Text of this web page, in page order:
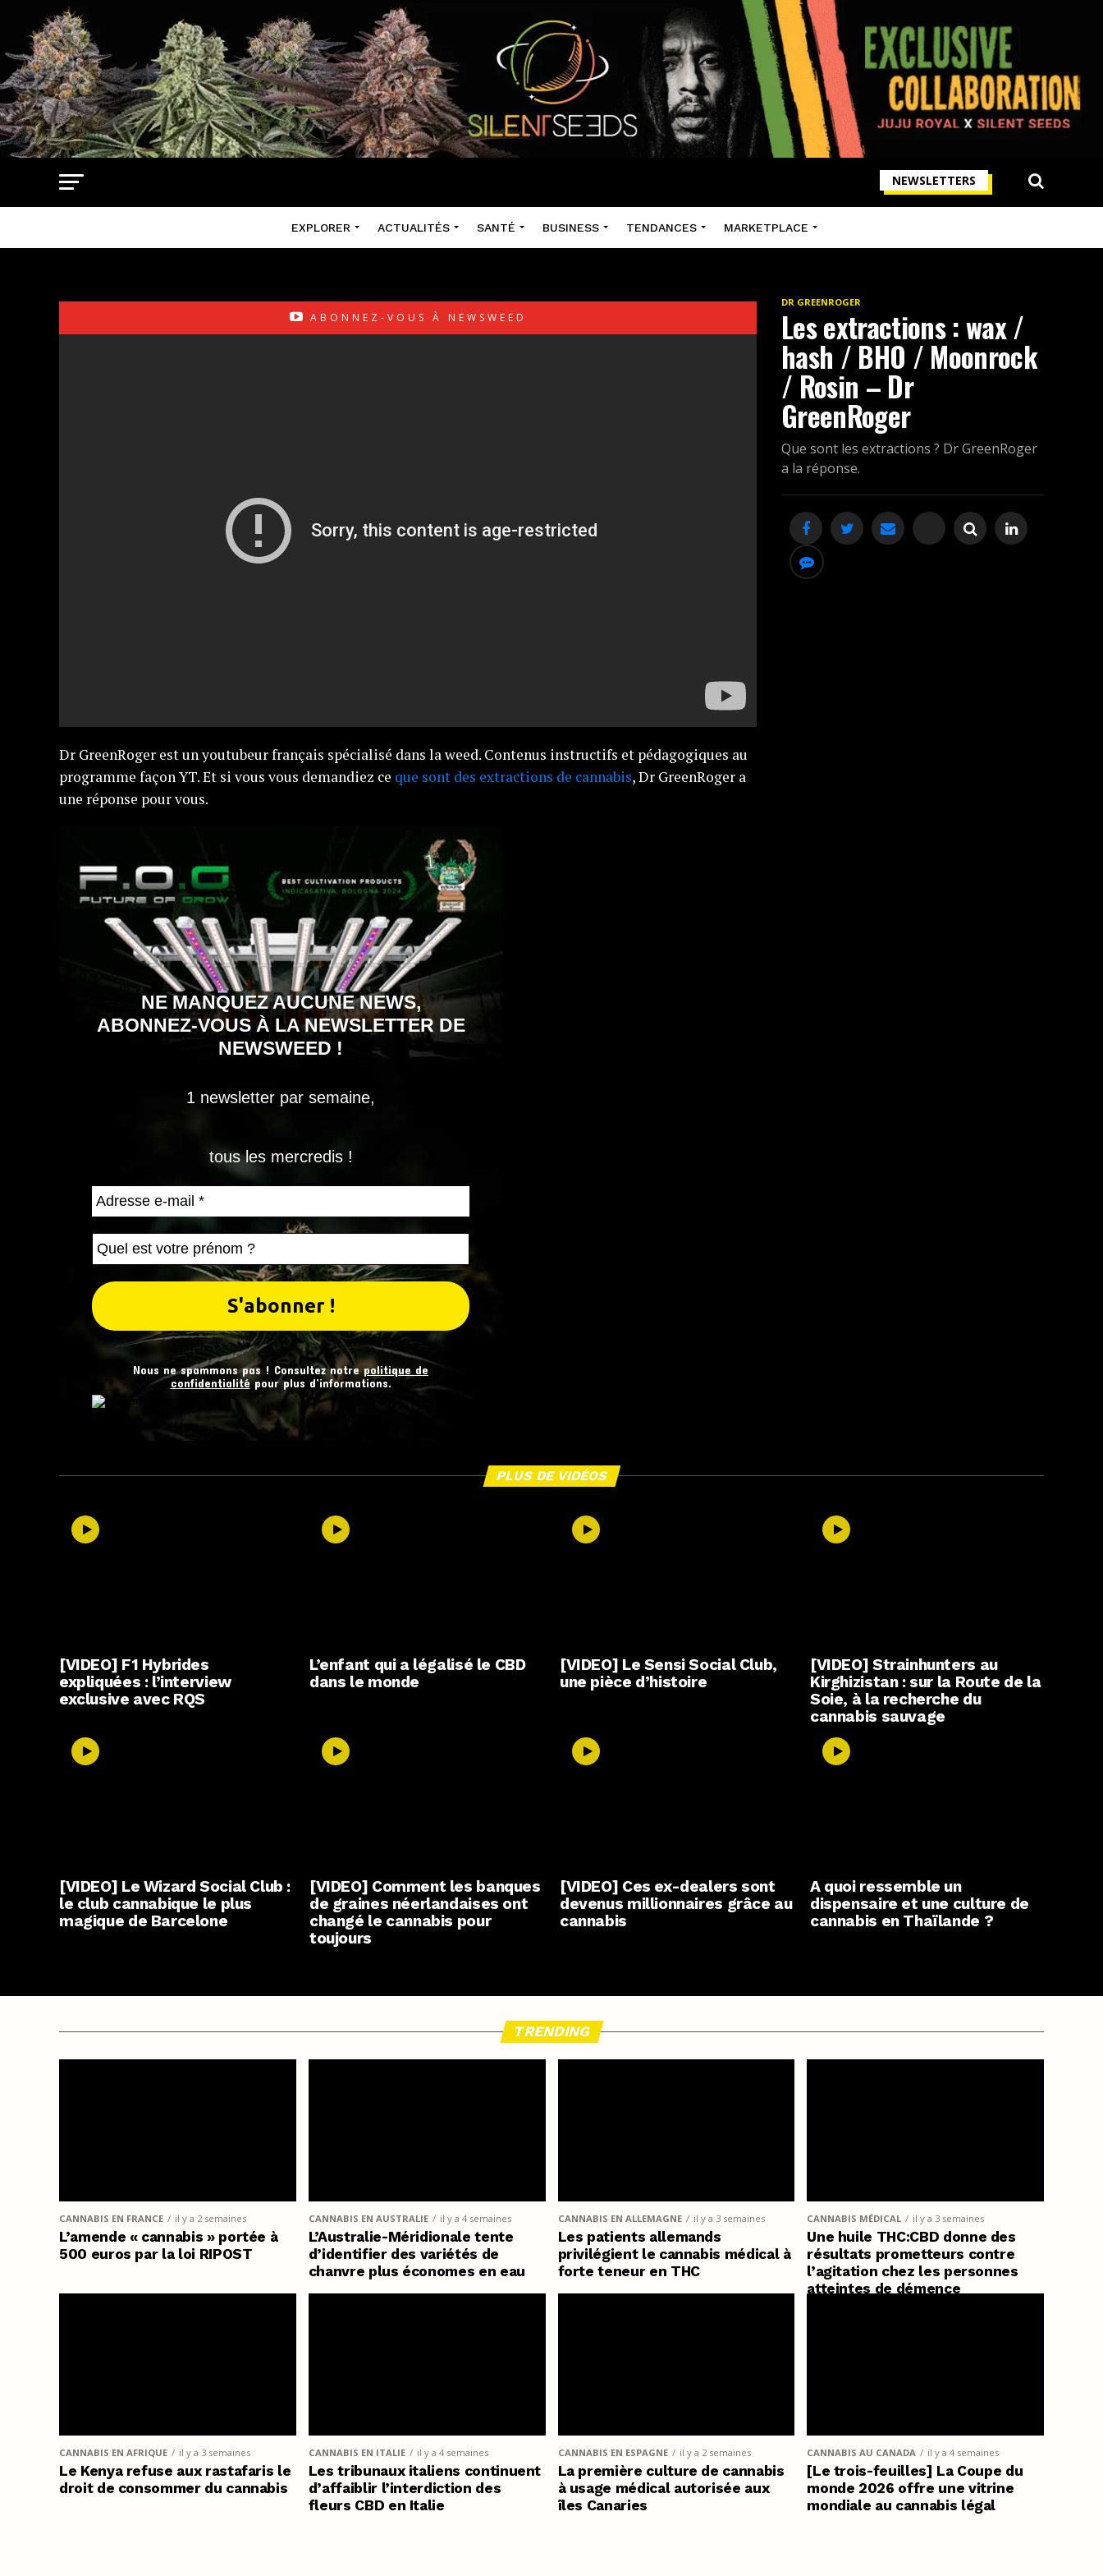
NEWSLETTERS
EXPLORER ACTUALITÉS SANTÉ BUSINESS TENDANCES MARKETPLACE
ABONNEZ-VOUS À NEWSWEED
Dr GreenRoger est un youtubeur français spécialisé dans la weed. Contenus instructifs et pédagogiques au
programme façon YT. Et si vous vous demandiez ce que sont des extractions de cannabis, Dr GreenRoger a
une réponse pour vous.
NE MANQUEZ AUCUNE NEWS,
ABONNEZ-VOUS À LA NEWSLETTER DE
NEWSWEED !
1 newsletter par semaine,
tous les mercredis !
Nous ne spammons pas ! Consultez notrepolitique de
confidentialitépour plus d’informations.
DR GREENROGER
Les extractions : wax /
hash / BHO / Moonrock
/ Rosin – Dr
GreenRoger
Que sont les extractions ? Dr GreenRoger
a la réponse.
PLUS DE VIDÉOS
[VIDEO] F1 Hybrides
expliquées : l’interview
exclusive avec RQS
L’enfant qui a légalisé le CBD
dans le monde
[VIDEO] Le Sensi Social Club,
une pièce d’histoire
[VIDEO] Strainhunters au
Kirghizistan : sur la Route de la
Soie, à la recherche du
cannabis sauvage
[VIDEO] Le Wizard Social Club :
le club cannabique le plus
magique de Barcelone
[VIDEO] Comment les banques
de graines néerlandaises ont
changé le cannabis pour
toujours
[VIDEO] Ces ex-dealers sont
devenus millionnaires grâce au
cannabis
A quoi ressemble un
dispensaire et une culture de
cannabis en Thaïlande ?
TRENDING
CANNABIS EN FRANCE il y a 2 semaines
L’amende « cannabis » portée à
500 euros par la loi RIPOST
CANNABIS EN AUSTRALIE il y a 4 semaines
L’Australie-Méridionale tente
d’identifier des variétés de
chanvre plus économes en eau
CANNABIS EN ALLEMAGNE il y a 3 semaines
Les patients allemands
privilégient le cannabis médical à
forte teneur en THC
CANNABIS MÉDICAL il y a 3 semaines
Une huile THC:CBD donne des
résultats prometteurs contre
l’agitation chez les personnes
atteintes de démence
CANNABIS EN AFRIQUE il y a 3 semaines
Le Kenya refuse aux rastafaris le
droit de consommer du cannabis
CANNABIS EN ITALIE il y a 4 semaines
Les tribunaux italiens continuent
d’affaiblir l’interdiction des
fleurs CBD en Italie
CANNABIS EN ESPAGNE il y a 2 semaines
La première culture de cannabis
à usage médical autorisée aux
îles Canaries
CANNABIS AU CANADA il y a 4 semaines
[Le trois-feuilles] La Coupe du
monde 2026 offre une vitrine
mondiale au cannabis légal